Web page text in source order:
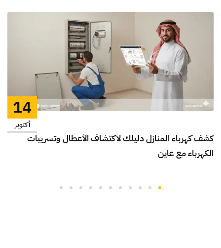
كشف كهرباء المنازل دليلك لاكتشاف الأعطال وتسريبات
الكهرباء مع عاين
14
أكتوبر